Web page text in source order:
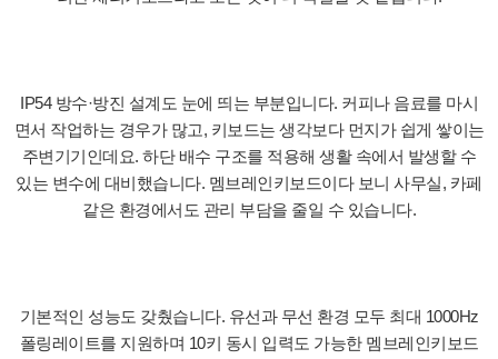
IP54 방수·방진 설계도 눈에 띄는 부분입니다. 커피나 음료를 마시
면서 작업하는 경우가 많고, 키보드는 생각보다 먼지가 쉽게 쌓이는
주변기기인데요. 하단 배수 구조를 적용해 생활 속에서 발생할 수
있는 변수에 대비했습니다. 멤브레인키보드이다 보니 사무실, 카페
같은 환경에서도 관리 부담을 줄일 수 있습니다.
기본적인 성능도 갖췄습니다. 유선과 무선 환경 모두 최대 1000Hz
폴링레이트를 지원하며 10키 동시 입력도 가능한 멤브레인키보드